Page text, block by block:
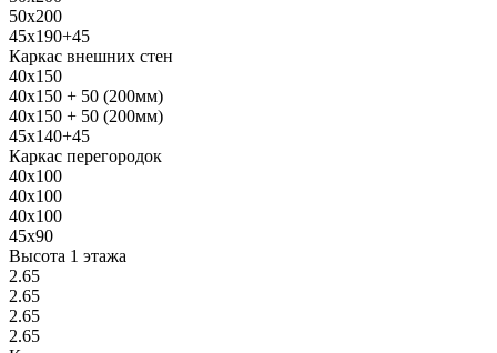
50х200
45х190+45
Каркас внешних стен
40х150
40х150 + 50 (200мм)
40х150 + 50 (200мм)
45х140+45
Каркас перегородок
40х100
40х100
40х100
45х90
Высота 1 этажа
2.65
2.65
2.65
2.65